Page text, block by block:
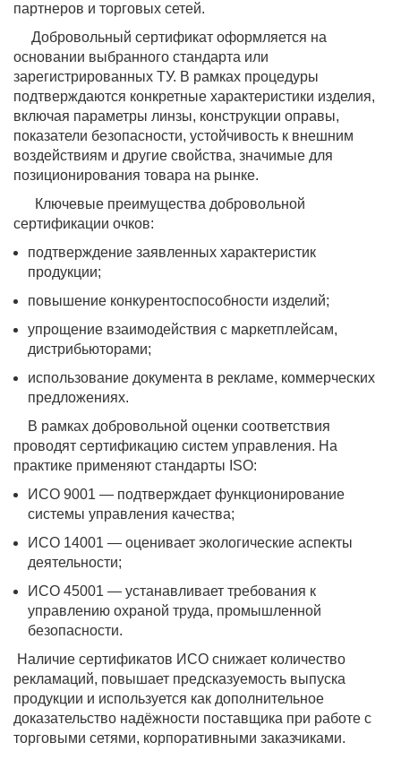
партнеров и торговых сетей.
Добровольный сертификат оформляется на
основании выбранного стандарта или
зарегистрированных ТУ. В рамках процедуры
подтверждаются конкретные характеристики изделия,
включая параметры линзы, конструкции оправы,
показатели безопасности, устойчивость к внешним
воздействиям и другие свойства, значимые для
позиционирования товара на рынке.
Ключевые преимущества добровольной
сертификации очков:
подтверждение заявленных характеристик
продукции;
повышение конкурентоспособности изделий;
упрощение взаимодействия с маркетплейсам,
дистрибьюторами;
использование документа в рекламе, коммерческих
предложениях.
В рамках добровольной оценки соответствия
проводят сертификацию систем управления. На
практике применяют стандарты ISO:
ИСО 9001 — подтверждает функционирование
системы управления качества;
ИСО 14001 — оценивает экологические аспекты
деятельности;
ИСО 45001 — устанавливает требования к
управлению охраной труда, промышленной
безопасности.
Наличие сертификатов ИСО снижает количество
рекламаций, повышает предсказуемость выпуска
продукции и используется как дополнительное
доказательство надёжности поставщика при работе с
торговыми сетями, корпоративными заказчиками.